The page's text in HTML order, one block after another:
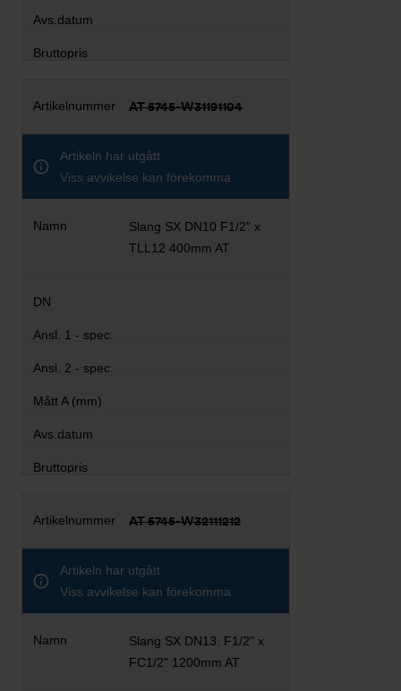
AT 5745-W31191104
Artikeln har utgått
Viss avvikelse kan förekomma
Slang SX DN10 F1/2" x
TLL12 400mm AT
AT 5745-W32111212
Artikeln har utgått
Viss avvikelse kan förekomma
Slang SX DN13. F1/2" x
FC1/2" 1200mm AT